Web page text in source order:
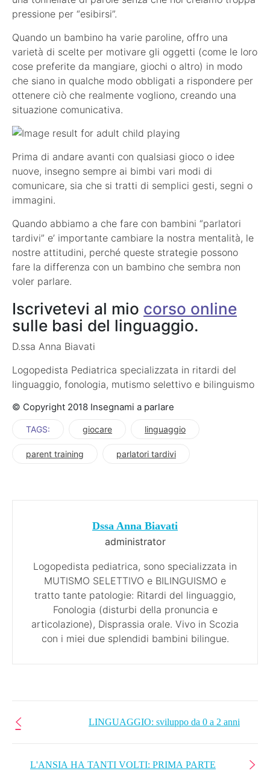
pressione per “esibirsi”.
Quando un bambino ha varie paroline, offro una
varietà di scelte per motivare gli oggetti (come le loro
cose preferite da mangiare, giochi o altro) in modo
che siano in qualche modo obbligati a rispondere per
ottenere ciò che realmente vogliono, creando una
situazione comunicativa.
Prima di andare avanti con qualsiasi gioco o idee
nuove, insegno sempre ai bimbi vari modi di
comunicare, sia che si tratti di semplici gesti, segni o
immagini.
Quando abbiamo a che fare con bambini “parlatori
tardivi” e’ importante cambiare la nostra mentalità, le
nostre attitudini, perché queste strategie possono
fare la differenza con un bambino che sembra non
voler parlare.
Iscrivetevi al mio corso online
sulle basi del linguaggio.
D.ssa Anna Biavati
Logopedista Pediatrica specializzata in ritardi del
linguaggio, fonologia, mutismo selettivo e bilinguismo
© Copyright 2018 Insegnami a parlare
TAGS: giocare linguaggio
parent training parlatori tardivi
Dssa Anna Biavati
administrator
Logopedista pediatrica, sono specializzata in
MUTISMO SELETTIVO e BILINGUISMO e
tratto tante patologie: Ritardi del linguaggio,
Fonologia (disturbi della pronuncia e
articolazione), Disprassia orale. Vivo in Scozia
con i miei due splendidi bambini bilingue.
L'ANSIA HA TANTI VOLTI: PRIMA PARTE
LINGUAGGIO: sviluppo da 0 a 2 anni